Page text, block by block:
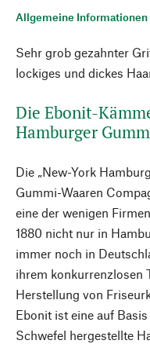
Allgemeine Informationen
Sehr grob gezahnter
lockiges und dickes
Die Ebonit-
Hamburger
Die „New-York
Gummi-Waaren
eine der wenigen
1880 nicht nur in
immer noch in
ihrem konkurrenzlosen
Herstellung von
Ebonit ist eine auf
Schwefel hergestellte